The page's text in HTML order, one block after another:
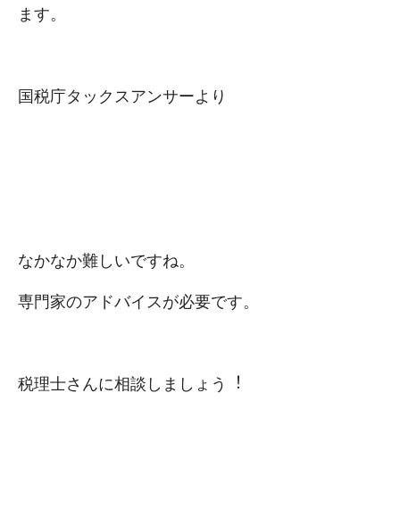
ます。
国税庁タックスアンサーより
なかなか難しいですね。
専⾨家のアドバイスが必要です。
税理⼠さんに相談しましょう︕